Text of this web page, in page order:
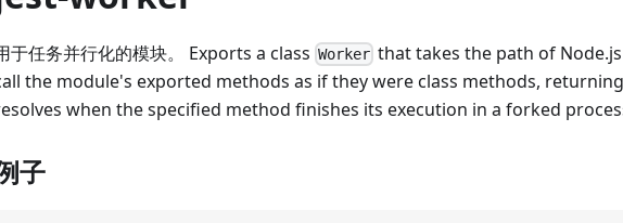
于任务并行化的模块。 Exports a class Worker that takes the path of
the module's exported methods as if they were class methods,
when the specified method finishes its execution in a forked
子